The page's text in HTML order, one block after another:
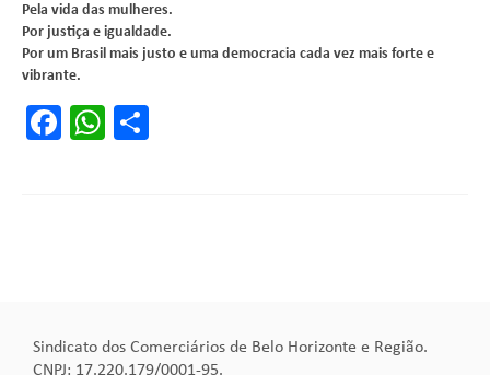
Pela vida das mulheres.
Por justiça e igualdade.
Por um Brasil mais justo e uma democracia cada vez mais forte e
vibrante.
Facebook
WhatsApp
Sindicato dos Comerciários de Belo Horizonte e Região.
CNPJ: 17.220.179/0001-95.